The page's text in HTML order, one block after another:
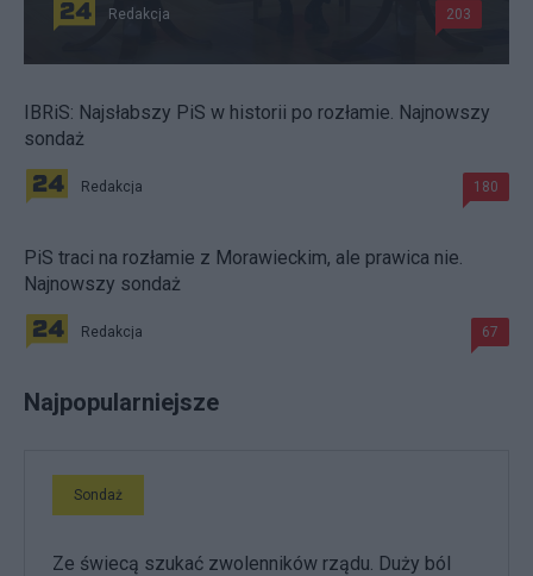
Redakcja 203
IBRiS: Najsłabszy PiS w historii po rozłamie. Najnowszy
sondaż
Redakcja 180
PiS traci na rozłamie z Morawieckim, ale prawica nie.
Najnowszy sondaż
Redakcja 67
Najpopularniejsze
Sondaż
Ze świecą szukać zwolenników rządu. Duży ból